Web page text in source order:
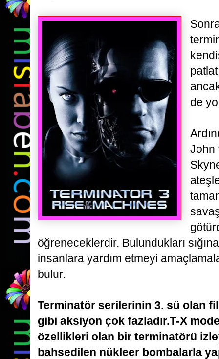
de
John
öğreneceklerdir. Bulundukları
insanlara yardım etmeyi
bulur.
Terminatör serilerinin 3. sü olan
gibi aksiyon çok fazladır.T-X
özellikleri olan bir terminatörü
bahsedilen nükleer bombalarla